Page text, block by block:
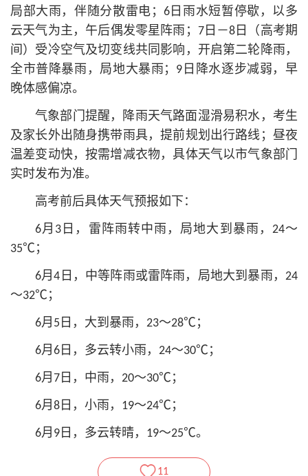
局部大雨，伴随分散雷电；6日雨水短暂停歇，以多
云天气为主，午后偶发零星阵雨；7日－8日（高考期
间）受冷空气及切变线共同影响，开启第二轮降雨，
全市普降暴雨，局地大暴雨；9日降水逐步减弱，早
晚体感偏凉。
气象部门提醒，降雨天气路面湿滑易积水，考生
及家长外出随身携带雨具，提前规划出行路线；昼夜
温差变动快，按需增减衣物，具体天气以市气象部门
实时发布为准。
高考前后具体天气预报如下：
6月3日，雷阵雨转中雨，局地大到暴雨，24～
35℃；
6月4日，中等阵雨或雷阵雨，局地大到暴雨，24
～32℃；
6月5日，大到暴雨，23～28℃；
6月6日，多云转小雨，24～30℃；
6月7日，中雨，20～30℃；
6月8日，小雨，19～24℃；
6月9日，多云转晴，19～25℃。
11